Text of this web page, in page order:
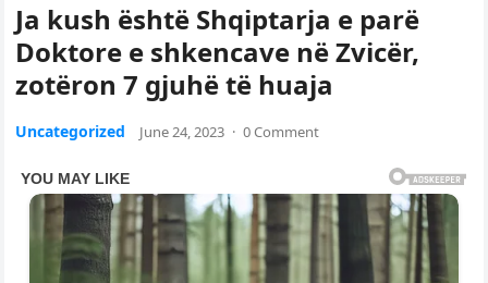
Ja kush është Shqiptarja e parë
Doktore e shkencave në Zvicër,
zotëron 7 gjuhë të huaja
Uncategorized June 24, 2023 · 0 Comment